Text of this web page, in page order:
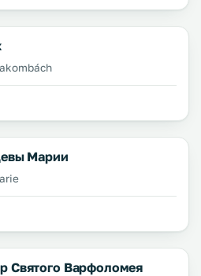
Марии
Святого Варфоломея